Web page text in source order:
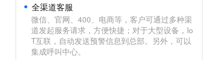
全渠道客服
微信、官网、400、电商等，客户可通过多种渠
道发起服务请求，方便快捷；对于大型设备，Io
T互联，自动发送预警信息到总部。另外，可以
集成呼叫中心。